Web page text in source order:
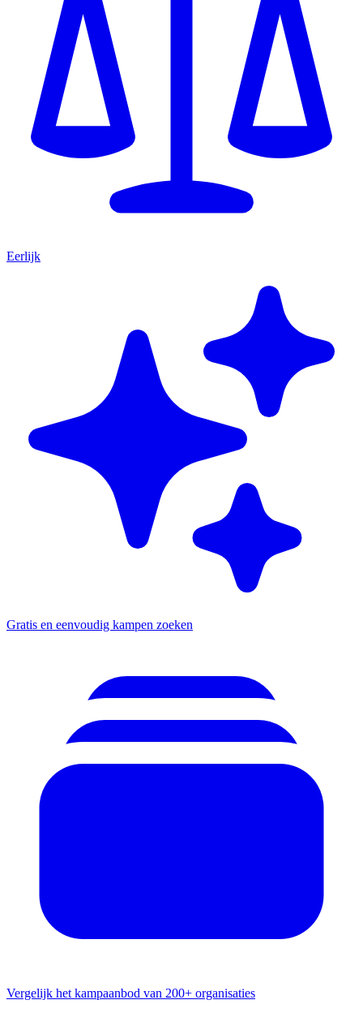
Eerlijk
Gratis en eenvoudig kampen zoeken
Vergelijk het kampaanbod van 200+ organisaties